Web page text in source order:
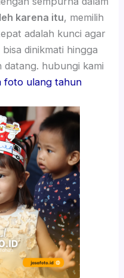
karena itu, memilih
adalah kunci agar
dinikmati hingga
hubungi kami
foto ulang tahun